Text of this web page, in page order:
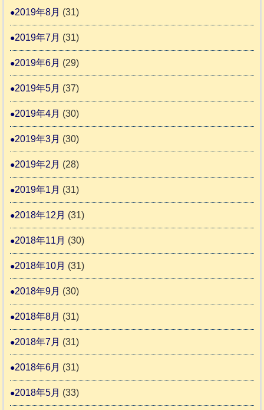
2019年8月 (31)
2019年7月 (31)
2019年6月 (29)
2019年5月 (37)
2019年4月 (30)
2019年3月 (30)
2019年2月 (28)
2019年1月 (31)
2018年12月 (31)
2018年11月 (30)
2018年10月 (31)
2018年9月 (30)
2018年8月 (31)
2018年7月 (31)
2018年6月 (31)
2018年5月 (33)